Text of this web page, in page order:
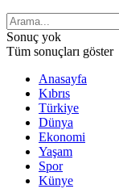
Sonuç yok
Tüm sonuçları göster
Anasayfa
Kıbrıs
Türkiye
Dünya
Ekonomi
Yaşam
Spor
Künye